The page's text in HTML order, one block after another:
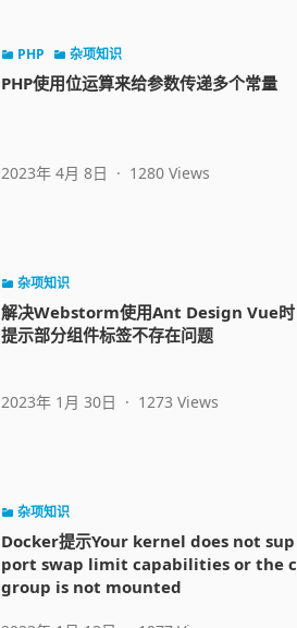
PHP 杂项知识
PHP使用位运算来给参数传递多个常量
2023年 4月 8日 · 1280 Views
杂项知识
解决Webstorm使用Ant Design Vue时
提示部分组件标签不存在问题
2023年 1月 30日 · 1273 Views
杂项知识
Docker提示Your kernel does not sup
port swap limit capabilities or the c
group is not mounted